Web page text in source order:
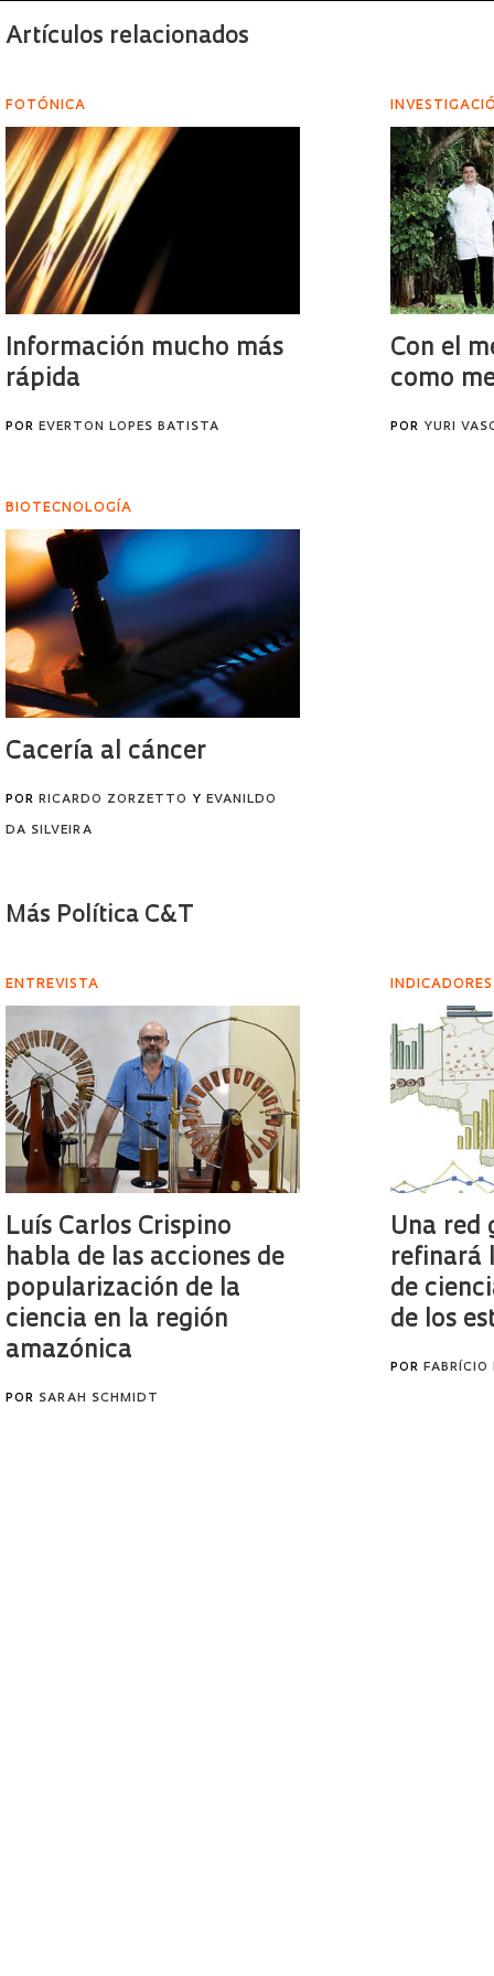
Artículos relacionados
FOTÓNICA
Información mucho más
rápida
POR EVERTON LOPES BATISTA
Con el
como
POR YURI
BIOTECNOLOGÍA
Cacería al cáncer
POR RICARDO ZORZETTO Y EVANILDO
DA SILVEIRA
Más Política C&T
ENTREVISTA
Luís Carlos Crispino
habla de las acciones de
popularización de la
ciencia en la región
amazónica
POR SARAH SCHMIDT
INDICADORES
Una red
refinará
de
de los
PORFABRÍCIO